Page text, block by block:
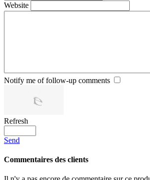
Website
Notify me of follow-up comments
Refresh
Send
Commentaires des clients